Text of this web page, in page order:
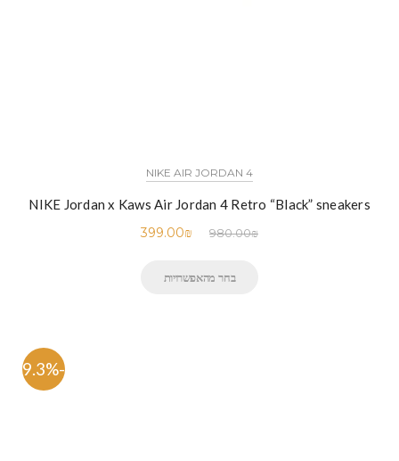
NIKE AIR JORDAN 4
NIKE Jordan x Kaws Air Jordan 4 Retro “Black” sneakers
980.00₪
399.00₪
בחר מהאפשרויות
-59.3%